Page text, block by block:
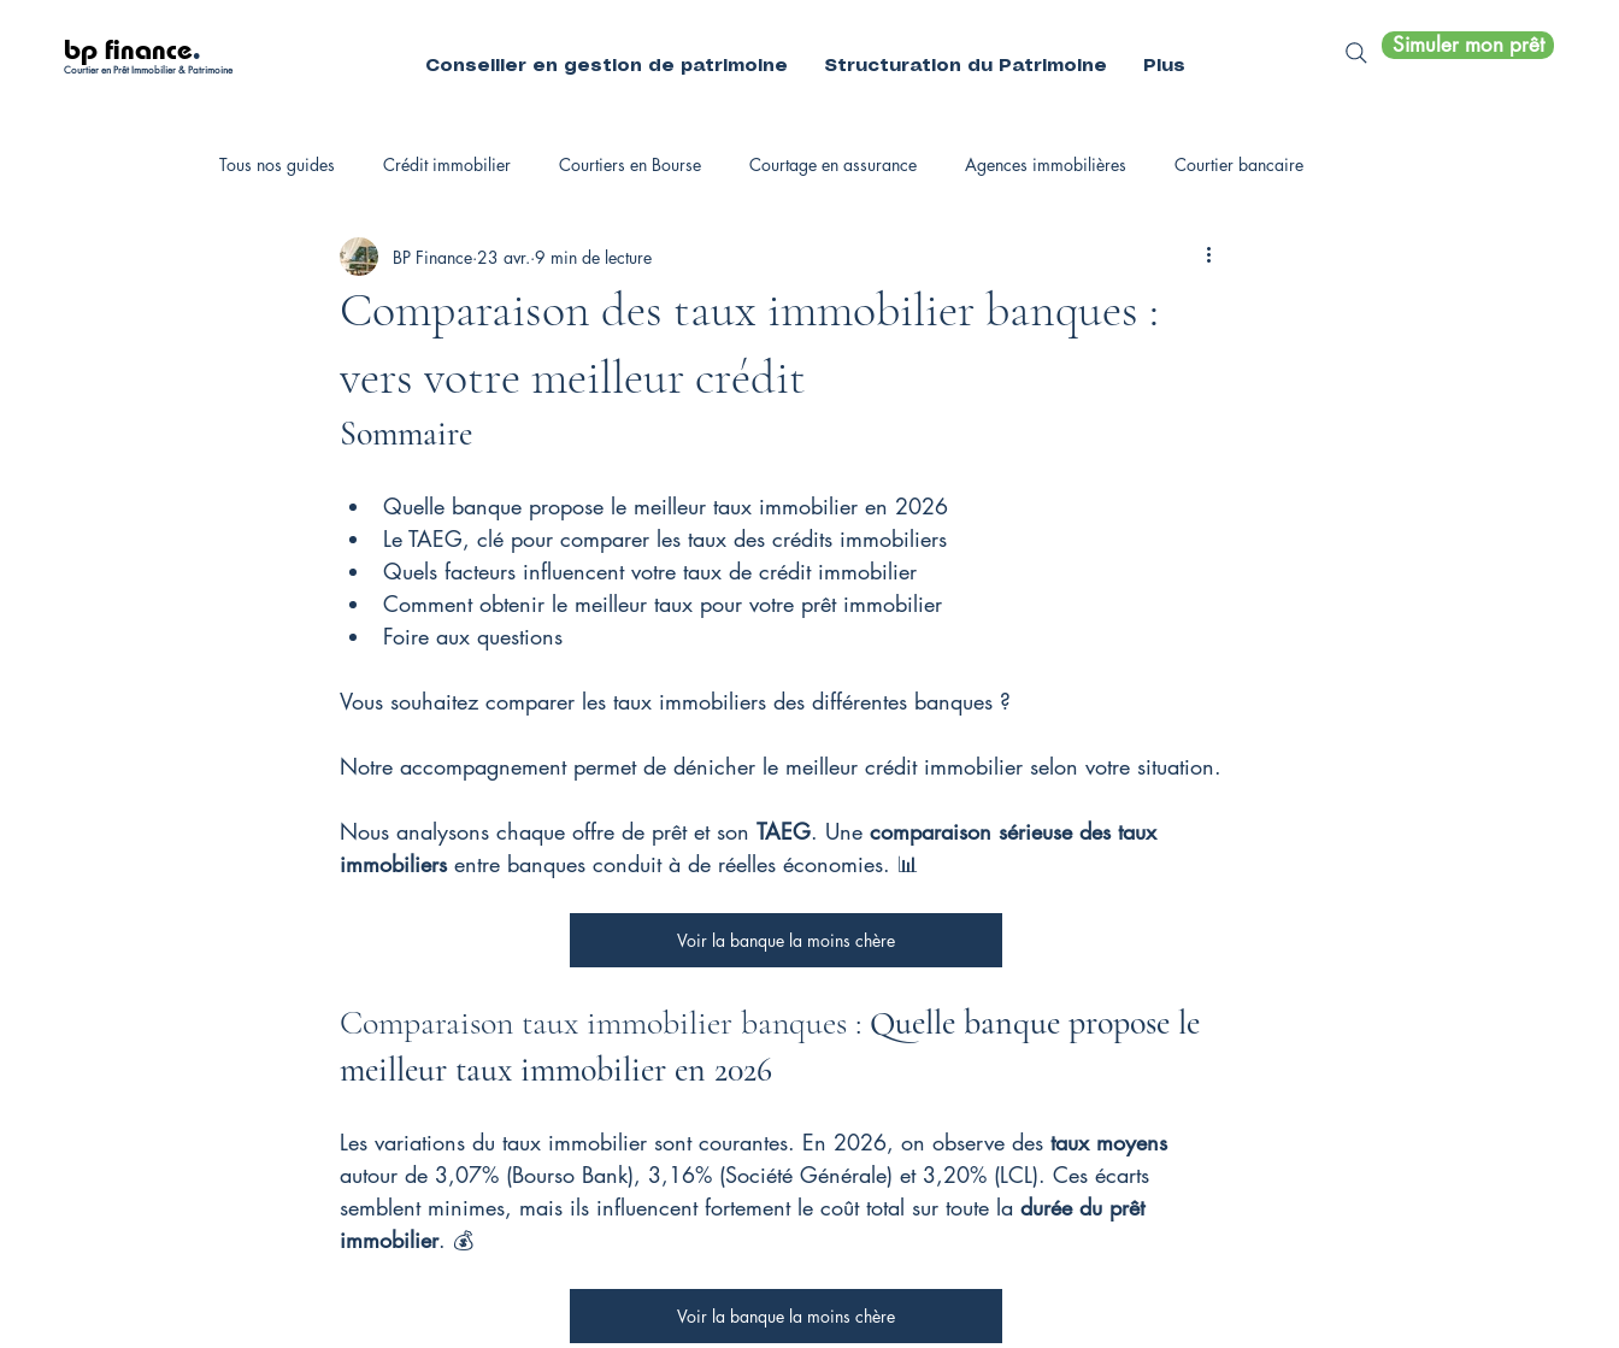
bp finance.
Courtier en Prêt Immobilier & Patrimoine Conseiller en gestion de patrimoine Structuration du Patrimoine Plus
Simuler mon prêt
Tous nos guides Crédit immobilier Courtiers en Bourse Courtage en assurance Agences immobilières Courtier bancaire
Fiscalité personnelle Courtiers immobiliers
Comparaison des taux immobilier banques :
vers votre meilleur crédit
BP Finance 23 avr. 9 min de lecture
Sommaire
Quelle banque propose le meilleur taux immobilier en 2026
Le TAEG, clé pour comparer les taux des crédits immobiliers
Quels facteurs influencent votre taux de crédit immobilier
Comment obtenir le meilleur taux pour votre prêt immobilier
Foire aux questions
Vous souhaitez comparer les taux immobiliers des différentes banques ?
Notre accompagnement permet de dénicher le meilleur crédit immobilier selon votre situation.
Nous analysons chaque offre de prêt et son TAEG. Une comparaison sérieuse des taux
immobiliers entre banques conduit à de réelles économies. 📊
Voir la banque la moins chère
Comparaison taux immobilier banques : Quelle banque propose le
meilleur taux immobilier en 2026
Les variations du taux immobilier sont courantes. En 2026, on observe des taux moyens
autour de 3,07% (Bourso Bank), 3,16% (Société Générale) et 3,20% (LCL). Ces écarts
semblent minimes, mais ils influencent fortement le coût total sur toute la durée du prêt
immobilier. 💰
Voir la banque la moins chère